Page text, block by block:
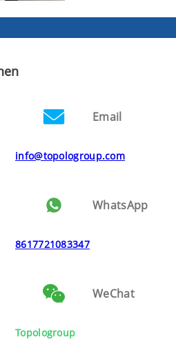
Email
info@topologroup.com
WhatsApp
8617721083347
WeChat
Topologroup